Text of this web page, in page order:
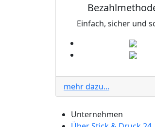
Einfach, sicher und
mehr dazu...
Unternehmen